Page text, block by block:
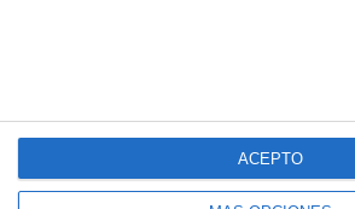
ACEPTO
electrónico